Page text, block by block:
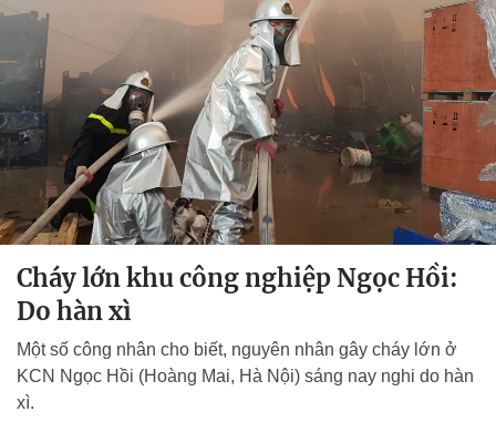
Cháy lớn khu công nghiệp Ngọc Hồi:
Do hàn xì
Một số công nhân cho biết, nguyên nhân gây cháy lớn ở
KCN Ngọc Hồi (Hoàng Mai, Hà Nội) sáng nay nghi do hàn
xì.